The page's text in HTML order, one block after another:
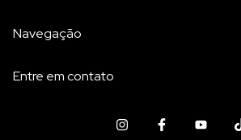
Navegação
Entre em contato